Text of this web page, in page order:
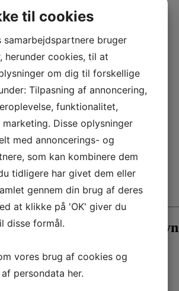
Hans-fest på Brøndby Havn
23. juni 2026 kl. 16 -22
til cookies
samarbejdspartnere bruger
herunder cookies, til at
om dig til forskellige
Tilpasning af annoncering,
funktionalitet,
Disse oplysninger
med annoncerings- og
som kan kombinere dem
tidligere har givet dem eller
gennem din brug af deres
at klikke på 'OK' giver du
disse formål.
vores brug af cookies og
persondata her.